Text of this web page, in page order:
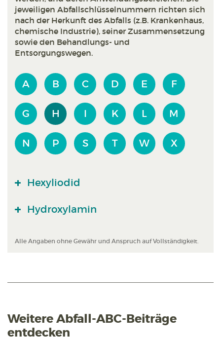
jeweiligen Abfallschlüsselnummern richten sich
nach der Herkunft des Abfalls (z.B. Krankenhaus,
chemische Industrie), seiner Zusammensetzung
sowie den Behandlungs- und
Entsorgungswegen.
A B C D E F
G H I K L M
N P S T W X
Hexyliodid
Hydroxylamin
Alle Angaben ohne Gewähr und Anspruch auf Vollständigkeit.
Weitere Abfall-ABC-Beiträge
entdecken